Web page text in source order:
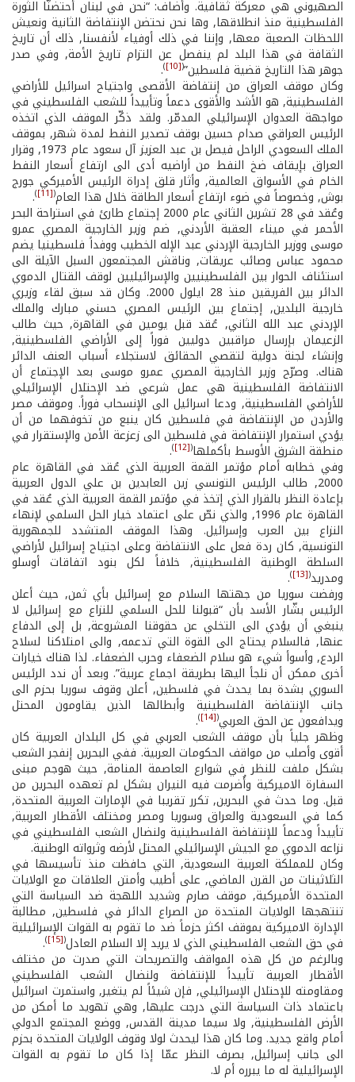
الصهيوني هي معركة ثقافية. وأضاف: “نحن في لبنان أحتضنّا الثورة
الفلسطينية منذ انطلاقها, وها نحن نحتضن الإنتفاضة الثانية ونعيش
اللحظات الصعبة معها, وإننا في ذلك أوفياء لأنفسنا, ذلك أن تاريخ
الثقافة في هذا البلد لم ينفصل عن التزام تاريخ الأمة, وفي صدر
جوهر هذا التاريخ قضية فلسطين”(
[10]
)
.
وكان موقف العراق من إنتفاضة الأقصى واجتياح اسرائيل للأراضي
الفلسطينية, هو الأشد والأقوى دعماً وتأييداً للشعب الفلسطيني في
مواجهة العدوان الإسرائيلي المدمّر. ولقد ذكّر الموقف الذي اتخذه
الرئيس العراقي صدام حسين بوقف تصدير النفط لمدة شهر, بموقف
الملك السعودي الراحل فيصل بن عبد العزيز آل سعود عام 1973, وقرار
العراق بإيقاف ضخ النفط من أراضيه أدى الى ارتفاع أسعار النفط
الخام في الأسواق العالمية, وأثار قلق إدراة الرئيس الأميركي جورج
بوش, وخصوصاً في ضوء ارتفاع أسعار الطاقة خلال هذا العام(
[11]
)
.
وعُقد في 28 تشرين الثاني عام 2000 إجتماع طارئ في استراحة البحر
الأحمر في ميناء العقبة الأردني, ضم وزير الخارجية المصري عمرو
موسى ووزير الخارجية الإردني عبد الإله الخطيب ووفداً فلسطينيا يضم
محمود عباس وصائب عريقات, وناقش المجتمعون السبل الآيلة الى
استئناف الحوار بين الفلسطينيين والإسرائيليين لوقف القتال الدموي
الدائر بين الفريقين منذ 28 ايلول 2000. وكان قد سبق لقاء وزيري
خارجية البلدين, إجتماع بين الرئيس المصري حسني مبارك والملك
الإردني عبد الله الثاني, عُقد قبل يومين في القاهرة, حيث طالب
الزعيمان بإرسال مراقبين دوليين فوراً إلى الأراضي الفلسطينية,
وإنشاء لجنة دولية لتقصي الحقائق لاستجلاء أسباب العنف الدائر
هناك. وصرّح وزير الخارجية المصري عمرو موسى بعد الإجتماع أن
الانتفاضة الفلسطينية هي عمل شرعي ضد الإحتلال الإسرائيلي
للأراضي الفلسطينية, ودعا اسرائيل الى الإنسحاب فوراً. وموقف مصر
والأردن من الإنتفاضة في فلسطين كان ينبع من تخوفهما من أن
يؤدي استمرار الإنتفاضة في فلسطين الى زعزعة الأمن والإستقرار في
منطقة الشرق الأوسط بأكملها(
[12]
)
.
وفي خطابه أمام مؤتمر القمة العربية الذي عُقد في القاهرة عام
2000, طالب الرئيس التونسي زين العابدين بن علي الدول العربية
بإعادة النظر بالقرار الذي إتخذ في مؤتمر القمة العربية الذي عُقد في
القاهرة عام 1996, والذي نصّ على اعتماد خيار الحل السلمي لإنهاء
النزاع بين العرب وإسرائيل. وهذا الموقف المتشدد للجمهورية
التونسية, كان ردة فعل على الانتفاضة وعلى اجتياح إسرائيل لأراضي
السلطة الوطنية الفلسطينية, خلافاً لكل بنود اتفاقات أوسلو
ومدريد(
[13]
)
.
ورفضت سوريا من جهتها السلام مع إسرائيل بأي ثمن, حيث أعلن
الرئيس بشّار الأسد بأن “قبولنا للحل السلمي للنزاع مع إسرائيل لا
ينبغي أن يؤدي الى التخلي عن حقوقنا المشروعة, بل إلى الدفاع
عنها, فالسلام يحتاج الى القوة التي تدعمه, والى امتلاكنا لسلاح
الردع, وأسوأ شيء هو سلام الضعفاء وحرب الضعفاء. لذا هناك خيارات
أخرى ممكن أن نلجأ اليها بطريقة اجماع عربية”. وبعد أن ندد الرئيس
السوري بشدة بما يحدث في فلسطين, أعلن وقوف سوريا بحزم الى
جانب الإنتفاضة الفلسطينية وأبطالها الذين يقاومون المحتل
ويدافعون عن الحق العربي(
[14]
)
.
وظهر جلياً بأن موقف الشعب العربي في كل البلدان العربية كان
أقوى وأصلب من مواقف الحكومات العربية. ففي البحرين إنفجر الشعب
بشكل ملفت للنظر في شوارع العاصمة المنامة, حيث هوجم مبنى
السفارة الاميركية وأُضرمت فيه النيران بشكل لم تعهده البحرين من
قبل. وما حدث في البحرين, تكرر تقريبا في الإمارات العربية المتحدة,
كما في السعودية والعراق وسوريا ومصر ومختلف الأقطار العربية,
تأييداً ودعماً للإنتفاضة الفلسطينية ولنضال الشعب الفلسطيني في
نزاعه الدموي مع الجيش الإسرائيلي المحتل لأرضه وثرواته الوطنية.
وكان للمملكة العربية السعودية, التي حافظت منذ تأسيسها في
الثلاثينات من القرن الماضي, على أطيب وأمتن العلاقات مع الولايات
المتحدة الأميركية, موقف صارم وشديد اللهجة ضد السياسة التي
تنتهجها الولايات المتحدة من الصراع الدائر في فلسطين, مطالبة
الإدارة الاميركية بموقف اكثر حزماً ضد ما تقوم به القوات الإسرائيلية
في حق الشعب الفلسطيني الذي لا يريد إلا السلام العادل(
[15]
)
.
وبالرغم من كل هذه المواقف والتصريحات التي صدرت من مختلف
الأقطار العربية تأييداً للإنتفاضة ولنضال الشعب الفلسطيني
ومقاومته للإحتلال الإسرائيلي, فإن شيئاً لم يتغير, واستمرت اسرائيل
باعتماد ذات السياسة التي درجت عليها, وهي تهويد ما أمكن من
الأرض الفلسطينية, ولا سيما مدينة القدس, ووضع المجتمع الدولي
أمام واقع جديد. وما كان هذا ليحدث لولا وقوف الولايات المتحدة بحزم
الى جانب إسرائيل, بصرف النظر عمّا إذا كان ما تقوم به القوات
الإسرائيلية له ما يبرره أم لا.